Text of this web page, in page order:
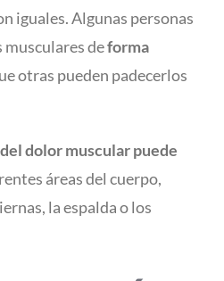
iguales. Algunas personas
deforma
otras pueden padecerlos
dolor muscular puede
áreas del cuerpo,
la espalda o los